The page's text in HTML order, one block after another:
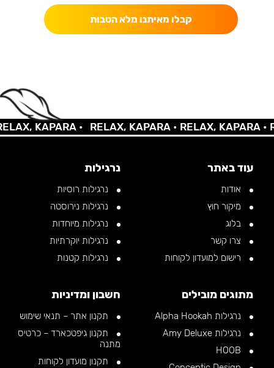
קבלו מאיתנו מלא הטבות
KAPARA • RELAX, KAPARA •RELAX, KAPARA •
עוד באתר
אודות
מיקור חוץ
בלוג
צרו קשר
רישום למועדון לקוחות
נרגילות
נרגילות רוסיות
נרגילות נירוסטה
נרגילות מיוחדות
נרגילות יוקרתיות
נרגילות קטנות
מתוגים מובילים
נרגילות Alpha Hookah
נרגילות Amy Deluxe
חשבון ומדיניות
תקנון אתר – תנאי שימוש
תקנון גיפטכארד – כרטיס
מתנה
תקנון מועדון לקוחות